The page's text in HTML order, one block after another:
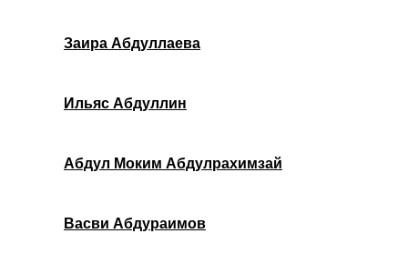
Заира Абдуллаева
Ильяс Абдуллин
Абдул Моким Абдулрахимзай
Васви Абдураимов